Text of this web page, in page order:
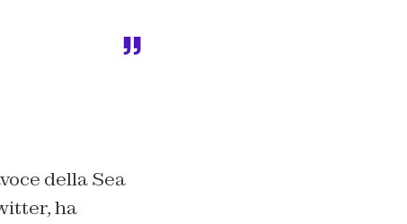
della Sea
ha